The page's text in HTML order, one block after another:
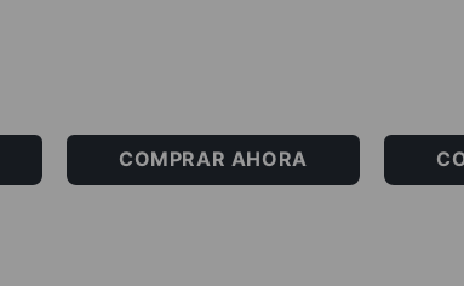
COMPRAR AHORA